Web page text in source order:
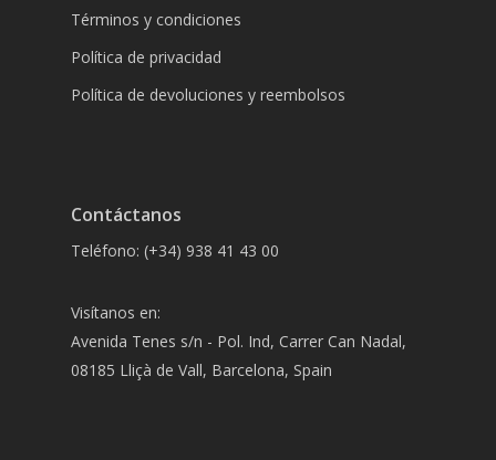
Términos y condiciones
Política de privacidad
Política de devoluciones y reembolsos
Contáctanos
Teléfono: (+34) 938 41 43 00
Visítanos en:
Avenida Tenes s/n - Pol. Ind, Carrer Can Nadal,
08185 Lliçà de Vall, Barcelona, Spain